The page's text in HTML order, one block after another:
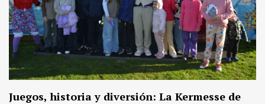
Juegos, historia y diversión: La Kermesse de